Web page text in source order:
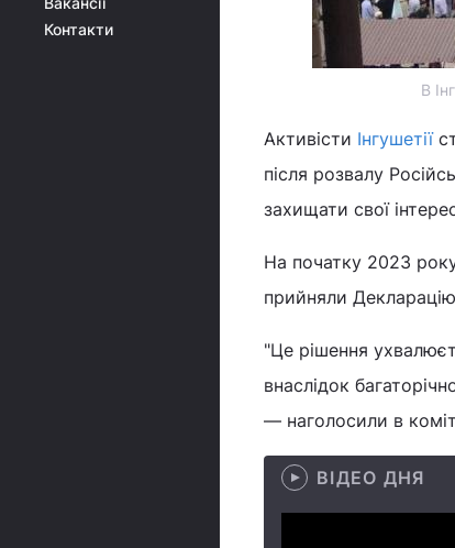
Контакти
В
Активісти Інгушетії
після розвалу
захищати свої
На початку 2023
прийняли
"Це рішення
внаслідок
— наголосили в
ВІДЕО ДНЯ